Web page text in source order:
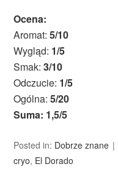
Ocena:
Aromat:5/10
Wygląd: 1/5
Smak:3/10
Odczucie: 1/5
Ogólna:5/20
Suma: 1,5/5
Posted in: Dobrze znane
cryo, El Dorado